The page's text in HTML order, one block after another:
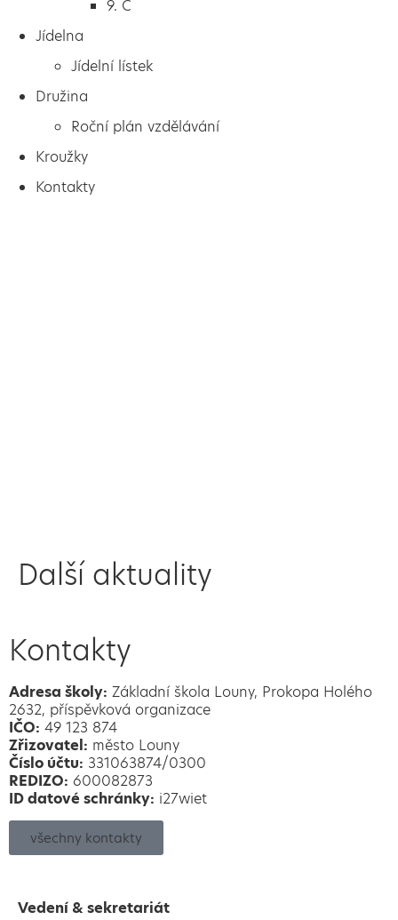
9. C
Jídelna
Jídelní lístek
Družina
Roční plán vzdělávání
Kroužky
Kontakty
Další aktuality
Kontakty
Adresa školy: Základní škola Louny, Prokopa Holého
2632, příspěvková organizace
IČO: 49 123 874
Zřizovatel: město Louny
Číslo účtu: 331063874/0300
REDIZO: 600082873
ID datové schránky: i27wiet
všechny kontakty
Vedení & sekretariát